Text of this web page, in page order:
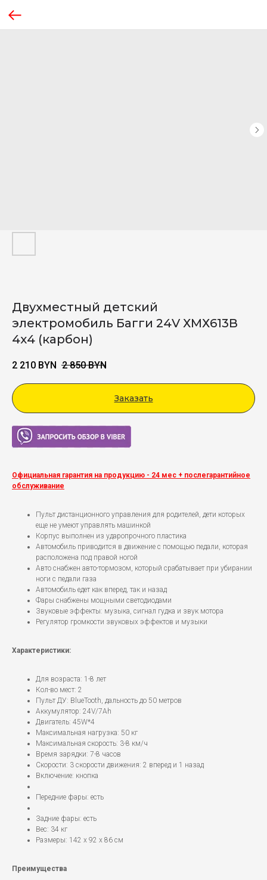
Двухместный детский
электромобиль Багги 24V ХМХ613В
4х4 (карбон)
2 210 BYN 2 850 BYN
Заказать
Viber
Официальная гарантия на продукцию - 24 мес + послегарантийное
обслуживание
Пульт дистанционного управления для родителей, дети которых
еще не умеют управлять машинкой
Корпус выполнен из ударопрочного пластика
Автомобиль приводится в движение с помощью педали, которая
расположена под правой ногой
Авто снабжен авто-тормозом, который срабатывает при убирании
ноги с педали газа
Автомобиль едет как вперед, так и назад
Фары снабжены мощными светодиодами
Звуковые эффекты: музыка, сигнал гудка и звук мотора
Регулятор громкости звуковых эффектов и музыки
Характеристики:
Для возраста: 1-8 лет
Кол-во мест: 2
Пульт ДУ: BlueTooth, дальность до 50 метров
Аккумулятор: 24V/7Ah
Двигатель: 45W*4
Максимальная нагрузка: 50 кг
Максимальная скорость: 3-8 км/ч
Время зарядки: 7-8 часов
Скорости: 3 скорости движения: 2 вперед и 1 назад
Включение: кнопка
Передние фары: есть
Задние фары: есть
Вес: 34 кг
Размеры: 142 x 92 x 86 см
Преимущества